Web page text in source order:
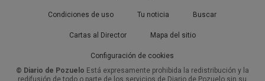
Condiciones de uso Tu noticia Buscar
Cartas al Director Mapa del sitio
Configuración de cookies
© Diario de Pozuelo Está expresamente prohibida la redistribución y la
redifusión de todo o parte de los servicios de Diario de Pozuelo sin su